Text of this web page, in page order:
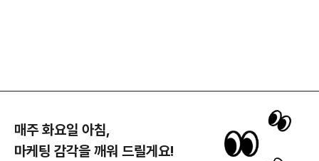
매주 화요일 아침,
마케팅 감각을 깨워 드릴게요!